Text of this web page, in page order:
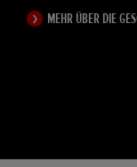
MEHR ÜBER DIE